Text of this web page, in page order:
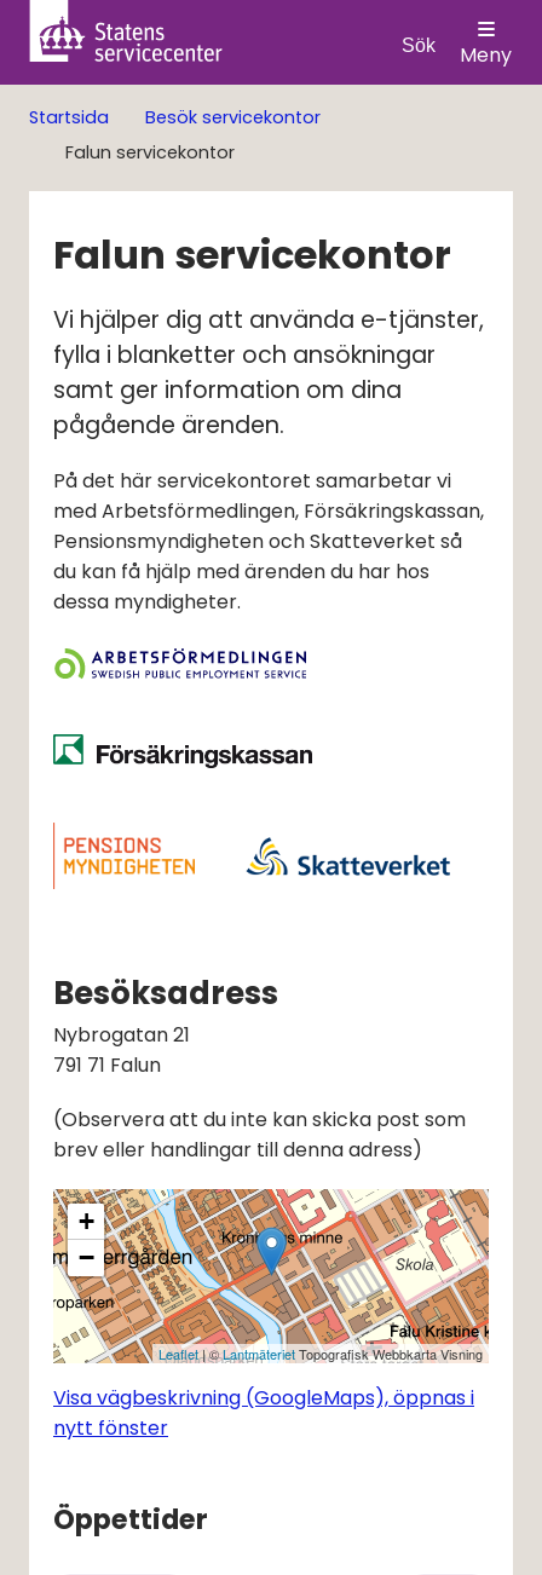
Sök Meny
Startsida
Besök servicekontor
Falun servicekontor
Falun servicekontor
Vi hjälper dig att använda e-tjänster,
fylla i blanketter och ansökningar
samt ger information om dina
pågående ärenden.
På det här servicekontoret samarbetar vi
med Arbetsförmedlingen, Försäkringskassan,
Pensionsmyndigheten och Skatteverket så
du kan få hjälp med ärenden du har hos
dessa myndigheter.
Besöksadress
Nybrogatan 21
791 71 Falun
(Observera att du inte kan skicka post som
brev eller handlingar till denna adress)
+
−
Leaflet| ©LantmäterietTopografisk Webbkarta Visning
Visa vägbeskrivning (GoogleMaps), öppnas i
nytt fönster
Öppettider